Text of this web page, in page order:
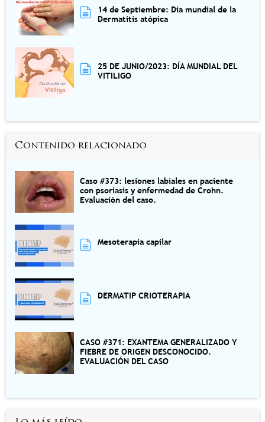
14 de Septiembre: Día mundial de la
Dermatitis atópica
25 DE JUNIO/2023: DÍA MUNDIAL DEL
VITILIGO
Contenido relacionado
Caso #373: lesiones labiales en paciente
con psoriasis y enfermedad de Crohn.
Evaluación del caso.
Mesoterapia capilar
DERMATIP CRIOTERAPIA
CASO #371: EXANTEMA GENERALIZADO Y
FIEBRE DE ORIGEN DESCONOCIDO.
EVALUACIÓN DEL CASO